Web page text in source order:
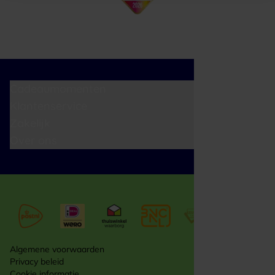
Algemene voorwaarden
Privacy beleid